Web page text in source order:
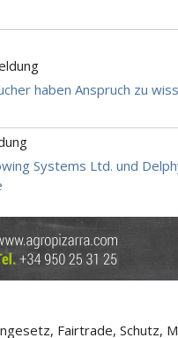
haben Anspruch zu
Systems Ltd. und
Fairtrade, Schutz,